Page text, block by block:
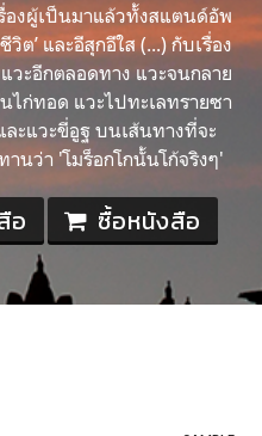
รื่องผู้เป็นมาแล้วทั้งสแตนด์อัพ
ต’ และอีสุกอีใส (...) กับเรื่อง
ะอีกตลอดทาง แวะจนกลาย
ไก่ทอด แวะไปทะเลทรายซา
ะแวะขี่อูฐ บนเส้นทางที่จะ
นว่า 'โมร็อกโกนั้นโก้จริงๆ'
อ ซื้อหนังสือ